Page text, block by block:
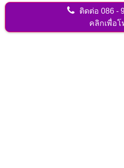
ติดต่อ 086 -
คลิกเพื่อโ